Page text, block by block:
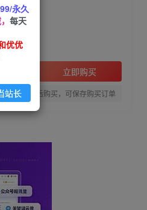
立即购买
！建议登陆后购买，可保存购买订单
永久
每天
优优
站长